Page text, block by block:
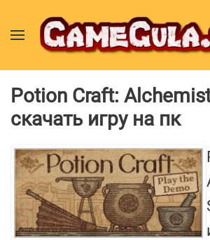
Potion Craft:
скачать игру на пк